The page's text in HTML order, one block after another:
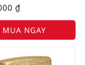
₫
MUA NGAY